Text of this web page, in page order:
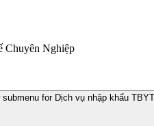
Chuyên Nghiệp
submenu for Dịch vụ nhập khẩu TBYT